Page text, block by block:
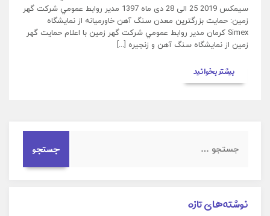
سیمکس 2019 25 الی 28 دی ماه 1397 مدير روابط عمومي شرکت گهر
زمين: حمايت بزرگترين معدن سنگ آهن خاورميانه از نمايشگاه
Simex کرمان مدير روابط عمومي شرکت گهر زمين با اعلام حمايت گهر
زمين از نمايشگاه سنگ آهن و زنجيره [...]
بیشتر بخوانید
نوشته‌های تازه